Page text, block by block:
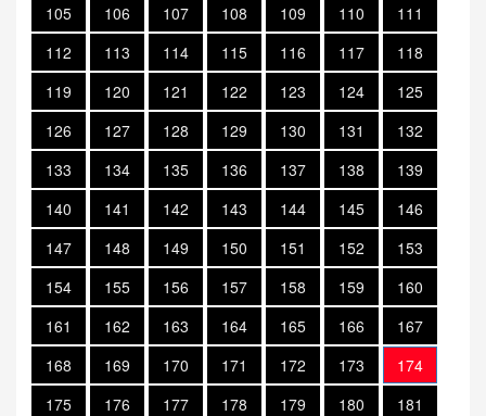
105
106 107 108 109 110
111
112
113 114 115 116 117
118
119
120 121 122 123 124
125
126
127 128 129 130 131
132
133
134 135 136 137 138
139
140
141 142 143 144 145
146
147
148 149 150 151 152
153
154
155 156 157 158 159
160
161
162 163 164 165 166
167
168
169 170 171 172 173
174
175
176 177 178 179 180
181